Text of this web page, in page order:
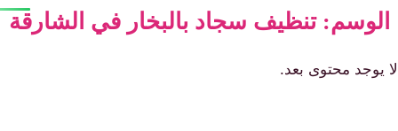
تنظيف سجاد بالبخار في الشارقة
يوجد محتوى بعد.